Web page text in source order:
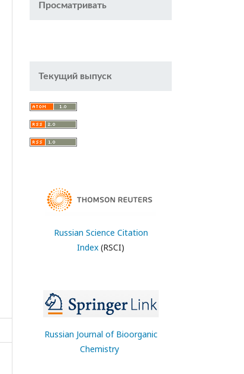
Просматривать
Текущий выпуск
Russian Science Citation
Index (RSCI)
Russian Journal of Bioorganic
Chemistry